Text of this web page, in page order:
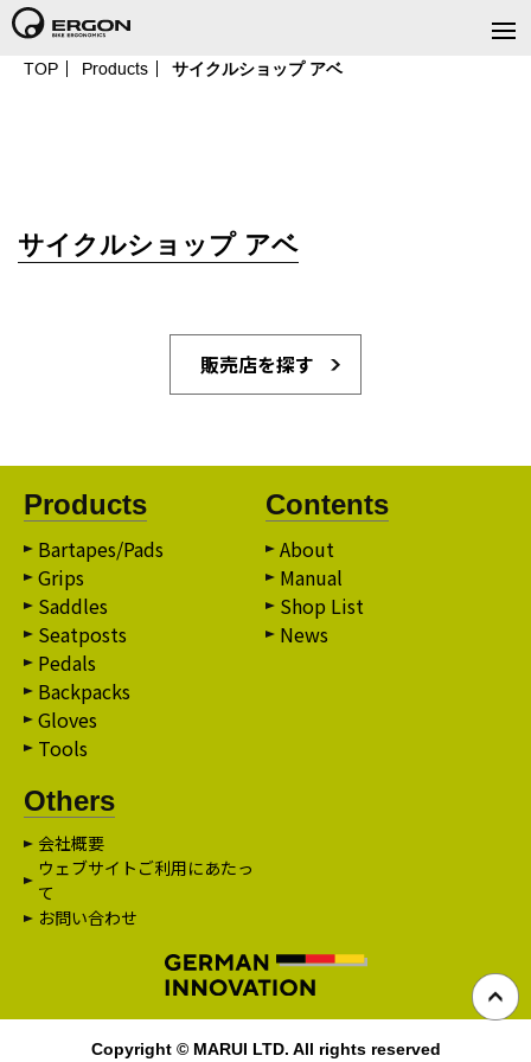
TOP Products サイクルショップ アベ
サイクルショップ アベ
販売店を探す
Products
Bartapes/Pads
Grips
Saddles
Seatposts
Pedals
Backpacks
Gloves
Tools
Contents
About
Manual
Shop List
News
Others
会社概要
ウェブサイトご利用にあたっ
て
お問い合わせ
Copyright © MARUI LTD. All rights reserved